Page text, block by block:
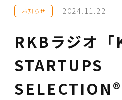
お知らせ 2024.11.22
RKBラジオ「
STARTUPS